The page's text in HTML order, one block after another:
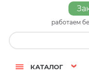
работаем
КАТАЛОГ